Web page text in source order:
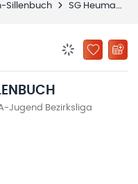
Sillenbuch SG Heumaden-Sillenbuch
ZU
Jugend Bezirksliga